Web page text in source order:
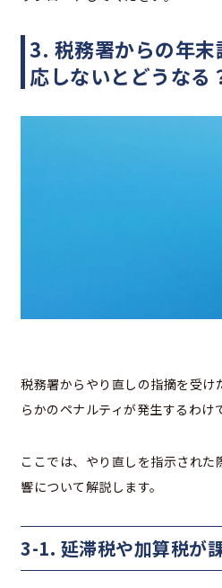
3. 税務署からの年
応しないとどうなる
税務署からやり直しの指摘を受け
らかのペナルティが発生するわけ
ここでは、やり直しを指示され
響について解説します。
3-1. 延滞税や加算税が